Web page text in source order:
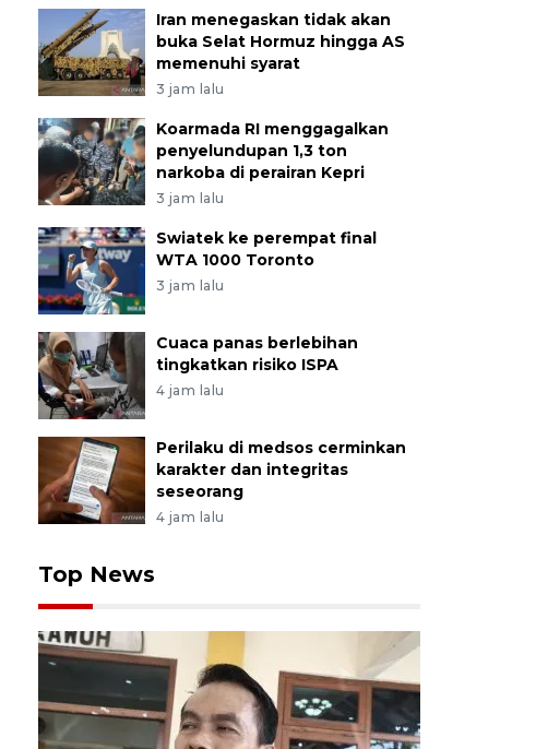
Iran menegaskan tidak akan
buka Selat Hormuz hingga AS
memenuhi syarat
3 jam lalu
Koarmada RI menggagalkan
penyelundupan 1,3 ton
narkoba di perairan Kepri
3 jam lalu
Swiatek ke perempat final
WTA 1000 Toronto
3 jam lalu
Cuaca panas berlebihan
tingkatkan risiko ISPA
4 jam lalu
Perilaku di medsos cerminkan
karakter dan integritas
seseorang
4 jam lalu
Top News